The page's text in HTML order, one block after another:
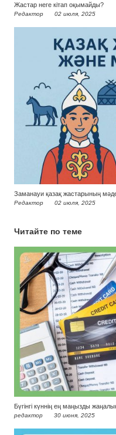
Жастар неге кітап оқымайды?
Редактор 02 июля, 2025
Заманауи қазақ жастарының
Редактор 02 июля, 2025
Читайте по теме
Бүгінгі күннің ең маңызды
редактор 30 июня, 2025